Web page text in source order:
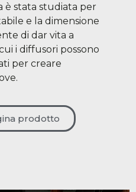
è stata studiata per
e la dimensione
di dar vita a
i diffusori possono
per creare
prodotto